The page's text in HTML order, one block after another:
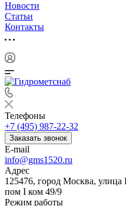
Новости
Статьи
Контакты
Телефоны
+7 (495) 987-22-32
Заказать звонок
E-mail
info@gms1520.ru
Адрес
125476, город Москва,
пом I ком 49/9
Режим работы